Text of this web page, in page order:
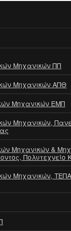
Μηχανικών ΠΠ
Μηχανικών ΑΠΘ
Μηχανικών ΕΜΠ
Μηχανικών,
Μηχανικών &
Πολυτεχνείο
Μηχανικών,